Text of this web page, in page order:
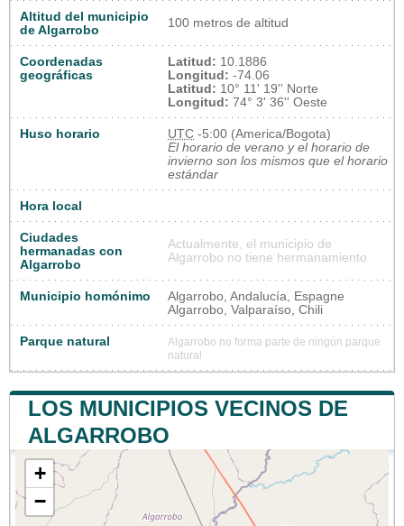
Altitud del municipio
de Algarrobo
100 metros de altitud
Coordenadas
geográficas
Latitud: 10.1886
Longitud: -74.06
Latitud: 10° 11' 19'' Norte
Longitud: 74° 3' 36'' Oeste
Huso horario UTC -5:00 (America/Bogota)
El horario de verano y el horario de
invierno son los mismos que el horario
estándar
Hora local
Ciudades
hermanadas con
Algarrobo
Actualmente, el municipio de
Algarrobo no tiene hermanamiento
Municipio homónimo
Algarrobo, Andalucía, Espagne
Algarrobo, Valparaíso, Chili
Parque natural
Algarrobo no forma parte de ningún parque
natural
LOS MUNICIPIOS VECINOS DE
ALGARROBO
+
−